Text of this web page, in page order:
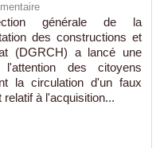
générale de la
des constructions et
(DGRCH) a lancé une
des citoyens
la circulation d'un faux
relatif à l'acquisition...